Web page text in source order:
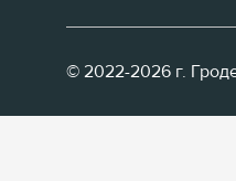
© 2022-2026 г.